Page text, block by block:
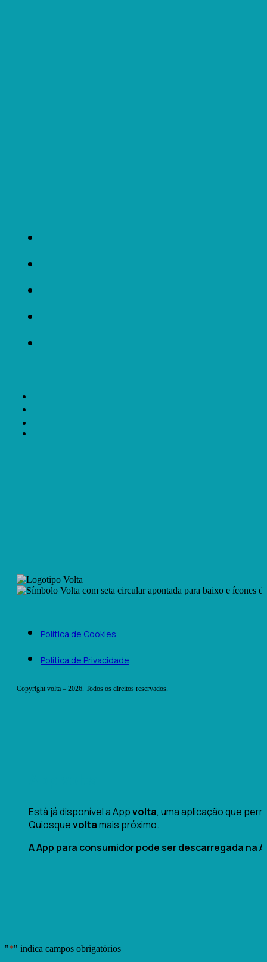
Política de Cookies
Política de Privacidade
Copyright volta – 2026. Todos os direitos reservados.
Está já disponível a Appvolta, uma aplicação que
Quiosquevoltamais próximo.
A App para consumidor pode ser descarregada na
"*" indica campos obrigatórios